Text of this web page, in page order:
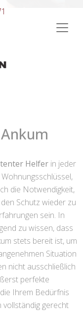
Helferin jeder
die Notwendigkeit,
Schutz wieder zu
sein. In
zu wissen, dass
stets bereit ist, um
Situation
nicht ausschließlich
perfekte
Ihrem Bedürfnis
gerecht